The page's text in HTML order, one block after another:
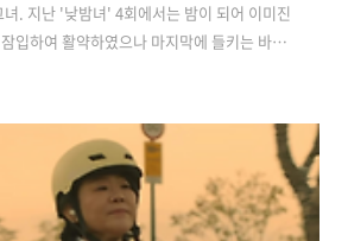
. 지난 '낮밤녀' 4회에서는 밤이 되어 이미진
입하여 활약하였으나 마지막에 들키는 바람
려졌습니다. jtbc드라마 낮과 밤이 다른 그녀
낮과 밤이 다른 그녀 5회는 전국 가구 평균 시
균 시청률 6.9%를 기록하면서 자체 최고 기
는 상승세를 보여주고 있는 드라마 낮과 밤이
하겠습니다. 2024.06.24 - [방송리뷰] - jtbc드